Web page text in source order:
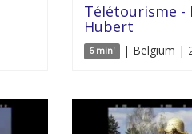
Télétourisme -
Hubert
6 min' | Belgium |